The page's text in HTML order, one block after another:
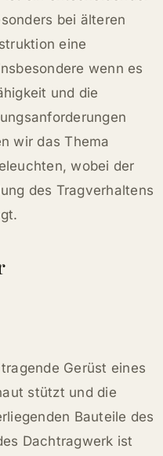
bei älteren
eine
wenn es
und die
wir das Thema
wobei der
des Tragverhaltens
Gerüst eines
stützt und die
Bauteile des
Dachtragwerk ist